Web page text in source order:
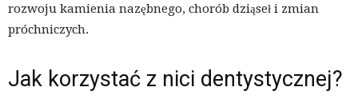
rozwoju kamienia nazębnego, chorób dziąseł i zmian
próchniczych.
Jak korzystać z nici dentystycznej?